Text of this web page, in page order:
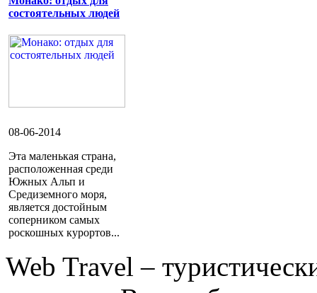
состоятельных людей
08-06-2014
Эта маленькая страна,
расположенная среди
Южных Альп и
Средиземного моря,
является достойным
соперником самых
роскошных курортов...
Web Travel –